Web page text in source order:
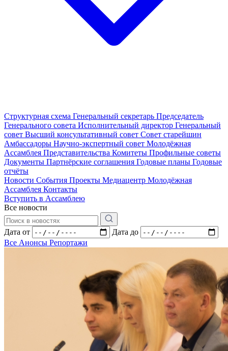
Структурная схема Генеральный секретарь Председатель
Генерального совета Исполнительный директор Генеральный
совет Высший консультативный совет Совет старейшин
Амбассадоры Научно-экспертный совет Молодёжная
Ассамблея Представительства Комитеты Профильные советы
Документы Партнёрские соглашения Годовые планы Годовые
отчёты
Новости События Проекты Медиацентр Молодёжная
Ассамблея Контакты
Вступить в Ассамблею
Все новости
Дата от
Дата до
Все Анонсы Репортажи